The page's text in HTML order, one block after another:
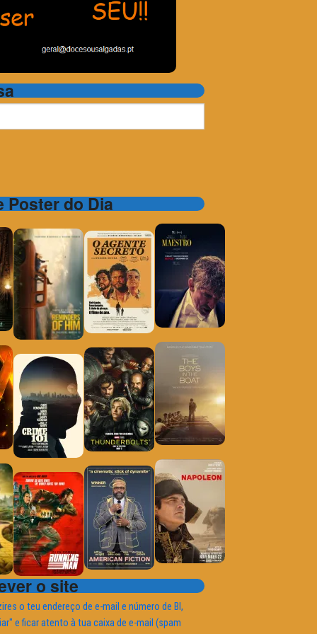
Poster do Dia
o site
o teu endereço de e-mail e número de BI,
e ficar atento à tua caixa de e-mail (spam